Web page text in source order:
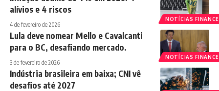
NOTÍCIAS
alívios e 4 riscos
4 de fevereiro de 2026
NOTÍCIAS
Lula deve nomear Mello e Cavalcanti
para o BC, desafiando mercado.
3 de fevereiro de 2026
Indústria brasileira em baixa; CNI vê
desafios até 2027